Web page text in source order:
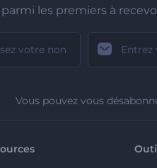
parmi les premiers à
Vous pouvez vous